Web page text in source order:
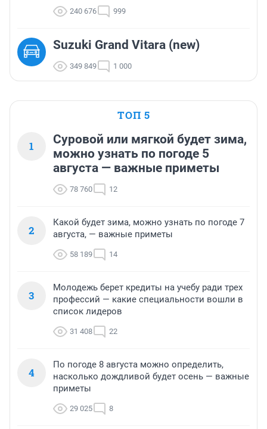
240 676 999
Suzuki Grand Vitara (new)
349 849 1 000
ТОП 5
1
Суровой или мягкой будет зима,
можно узнать по погоде 5
августа — важные приметы
78 760 12
2
Какой будет зима, можно узнать по погоде 7
августа, — важные приметы
58 189 14
3
Молодежь берет кредиты на учебу ради трех
профессий — какие специальности вошли в
список лидеров
31 408 22
4
По погоде 8 августа можно определить,
насколько дождливой будет осень — важные
приметы
29 025 8